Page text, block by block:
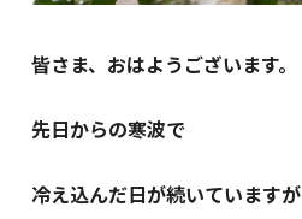
皆さま、おはようございます。
先日からの寒波で
冷え込んだ日が続いていますが